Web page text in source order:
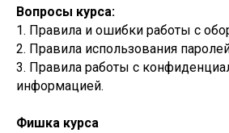
Вопросы курса:
1. Правила и ошибки работы с
2. Правила использования
3. Правила работы с
информацией.
Фишка курса